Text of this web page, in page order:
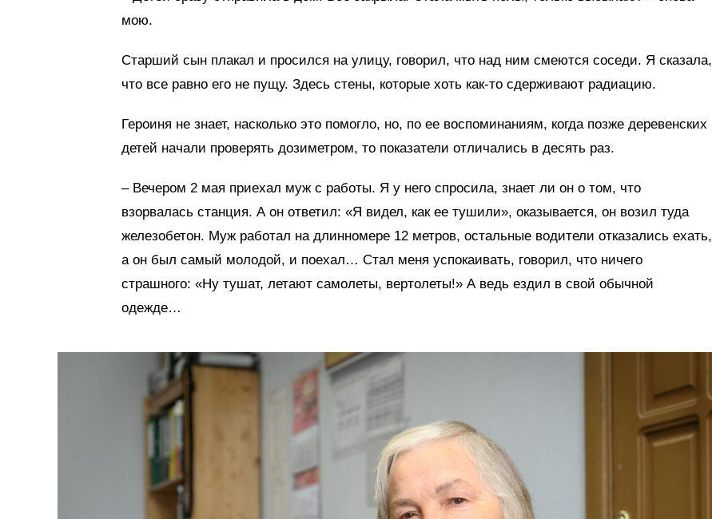
мою.
Старший сын плакал и просился на улицу, говорил, что над ним смеются соседи. Я сказала,
что все равно его не пущу. Здесь стены, которые хоть как-то сдерживают радиацию.
Героиня не знает, насколько это помогло, но, по ее воспоминаниям, когда позже деревенских
детей начали проверять дозиметром, то показатели отличались в десять раз.
– Вечером 2 мая приехал муж с работы. Я у него спросила, знает ли он о том, что
взорвалась станция. А он ответил: «Я видел, как ее тушили», оказывается, он возил туда
железобетон. Муж работал на длинномере 12 метров, остальные водители отказались ехать,
а он был самый молодой, и поехал… Стал меня успокаивать, говорил, что ничего
страшного: «Ну тушат, летают самолеты, вертолеты!» А ведь ездил в свой обычной
одежде…